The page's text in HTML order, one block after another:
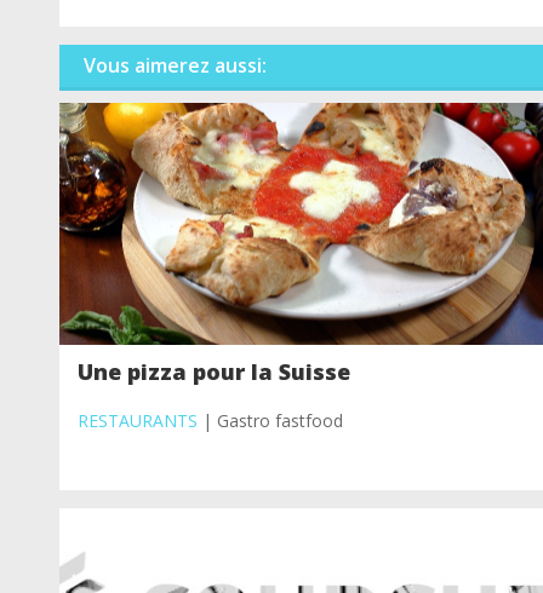
Vous aimerez aussi:
Une pizza pour la Suisse
RESTAURANTS | Gastro fastfood